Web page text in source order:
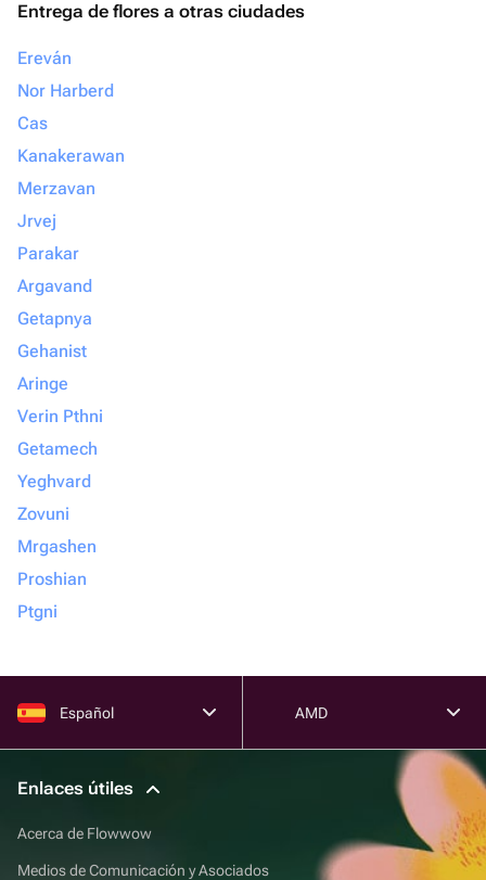
Entrega de flores a otras ciudades
Ereván
Nor Harberd
Cas
Kanakerawan
Merzavan
Jrvej
Parakar
Argavand
Getapnya
Gehanist
Aringe
Verin Pthni
Getamech
Yeghvard
Zovuni
Mrgashen
Proshian
Ptgni
Español AMD
Enlaces útiles
Acerca de Flowwow
Medios de Comunicación y Asociados